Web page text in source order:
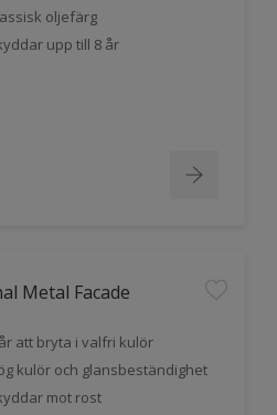
oljefärg
upp till 8 år
Metal Facade
att bryta i valfri kulör
kulör och glansbeständighet
mot rost